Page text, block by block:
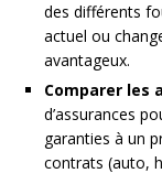
des différents
actuel ou
avantageux.
Comparer les
d’assurances
garanties à un
contrats (auto,